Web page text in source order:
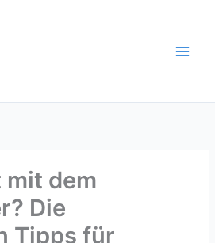
mit dem
Die
Tipps für